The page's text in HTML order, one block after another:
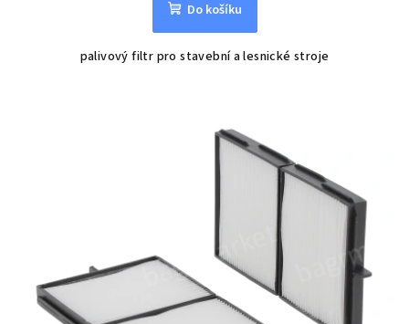
Do košíku
palivový filtr pro stavební a lesnické stroje